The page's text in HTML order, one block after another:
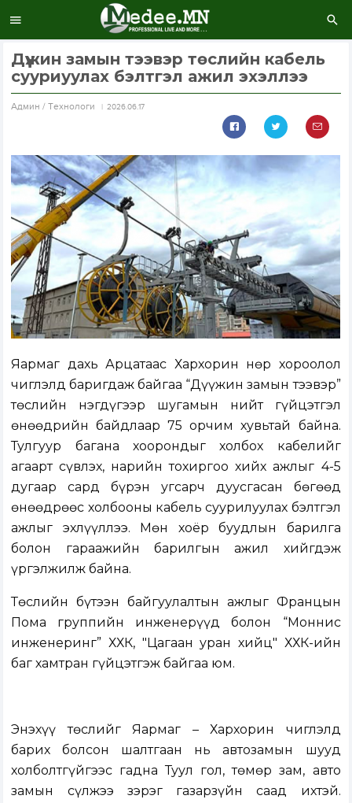
Дүүжин замын тээвэр төслийн кабель
сууриуулах бэлтгэл ажил эхэллээ
Aдмин / Технологи 2026.06.17
Яармаг дахь Арцатаас Хархорин Өнөр хороолол
чиглэлд баригдаж байгаа “Дүүжин замын тээвэр”
төслийн нэгдүгээр шугамын нийт гүйцэтгэл
өнөөдрийн байдлаар 75 орчим хувьтай байна.
Тулгуур багана хоорондыг холбох кабелийг
агаарт сүвлэх, нарийн тохиргоо хийх ажлыг 4-5
дугаар сард бүрэн угсарч дуусгасан бөгөөд
өнөөдрөөс холбооны кабель суурилуулах бэлтгэл
ажлыг эхлүүллээ. Мөн хоёр буудлын барилга
болон гараажийн барилгын ажил хийгдэж
үргэлжилж байна.
Төслийн бүтээн байгуулалтын ажлыг Францын
Пома группийн инженерүүд болон “Моннис
инженеринг” ХХК, "Цагаан уран хийц" ХХК-ийн
баг хамтран гүйцэтгэж байгаа юм.
Энэхүү төслийг Яармаг – Хархорин чиглэлд
барих болсон шалтгаан нь автозамын шууд
холболтгүйгээс гадна Туул гол, төмөр зам, авто
замын сүлжээ зэрэг газарзүйн саад ихтэй.